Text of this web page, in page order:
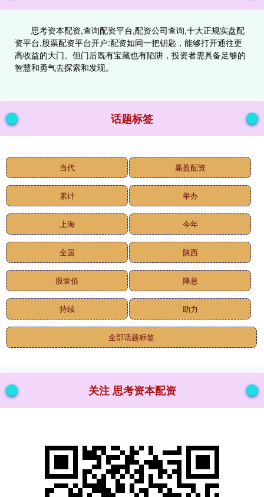
思考资本配资,查询配资平台,配资公司查询,十大正规实盘配
资平台,股票配资平台开户:配资如同一把钥匙，能够打开通往更
高收益的大门。但门后既有宝藏也有陷阱，投资者需具备足够的
智慧和勇气去探索和发现。
话题标签
当代 赢盈配资
累计 举办
上海 今年
全国 陕西
股壹佰 降息
持续 助力
全部话题标签
关注 思考资本配资